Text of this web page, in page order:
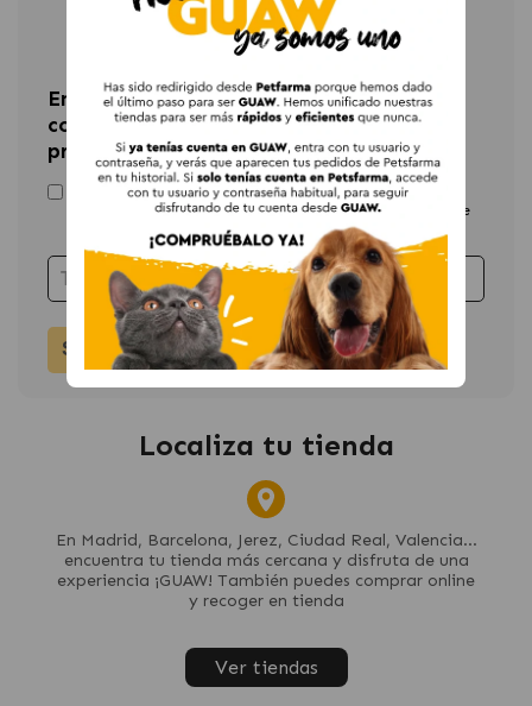
Newsletter
Entérate de las últimas novedades y
consigue un 15% de descuento en tu
primera compra
He leído yacepto la política de privacidad, asi como
recibir comunicaciones acerca de pedidos y ofertas de
SUSCRIBIRME
Localiza tu tienda
En Madrid, Barcelona, Jerez, Ciudad Real, Valencia...
encuentra tu tienda más cercana y disfruta de una
experiencia ¡GUAW! También puedes comprar online
y recoger en tienda
Ver tiendas